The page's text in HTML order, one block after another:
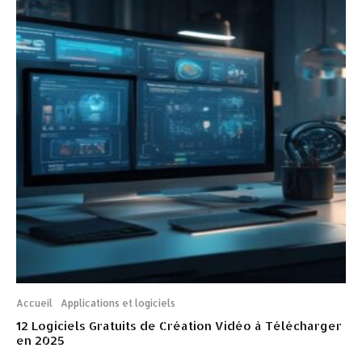
Accueil Applications et logiciels
12 Logiciels Gratuits de Création Vidéo à Télécharger
en 2025